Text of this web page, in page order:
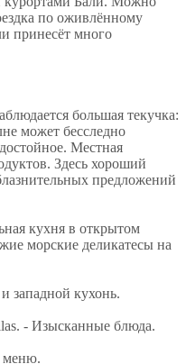
по оживлённому
принесёт много
большая текучка:
может бесследно
Местная
Здесь хороший
предложений
кухня в открытом
морские деликатесы на
западной кухонь.
- Изысканные блюда.
меню.